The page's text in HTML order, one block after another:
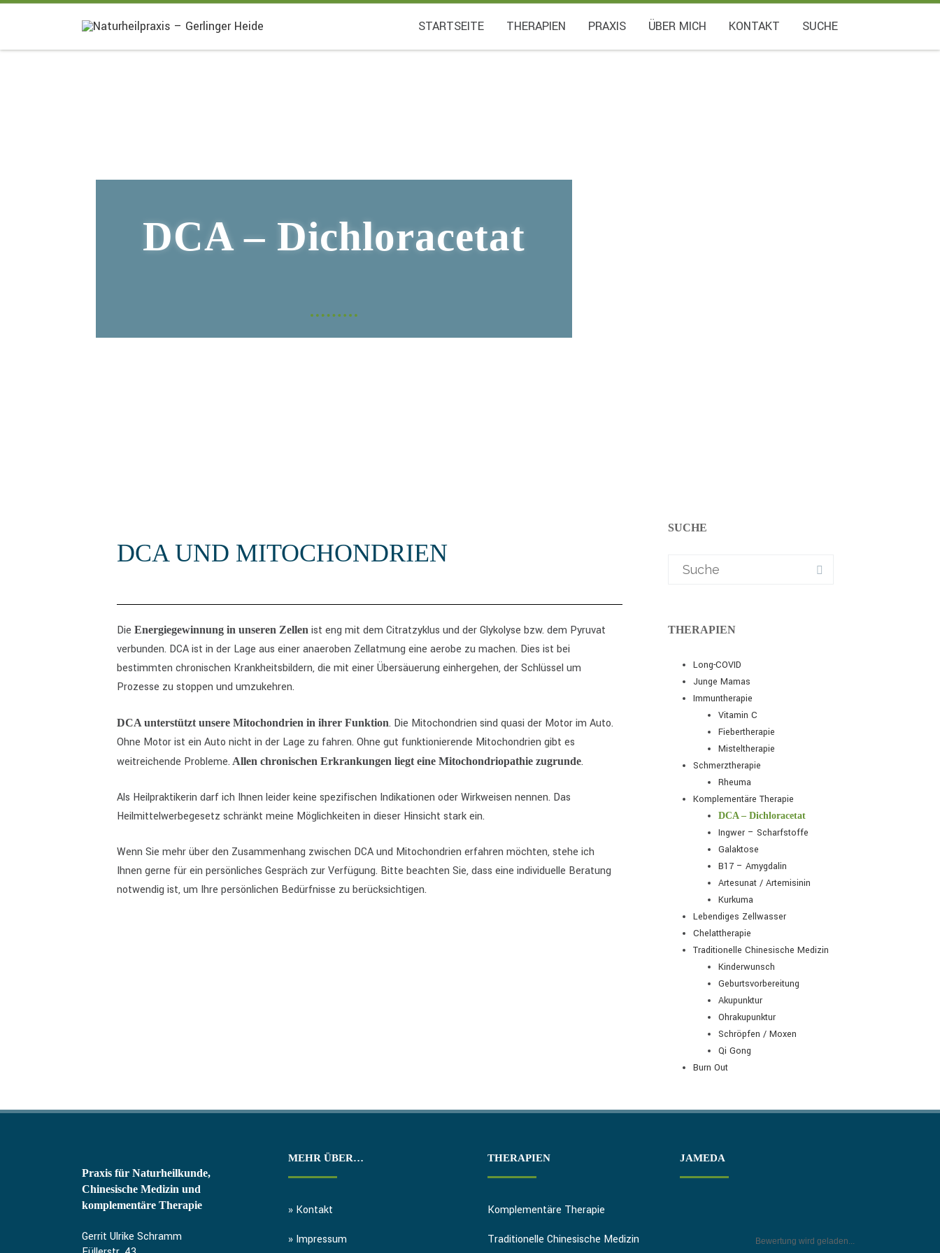
STARTSEITE THERAPIEN PRAXIS ÜBER MICH KONTAKT SUCHE
DCA – Dichloracetat
DCA UND MITOCHONDRIEN
Die Energiegewinnung in unseren Zellen ist eng mit dem Citratzyklus und der Glykolyse bzw. dem Pyruvat
verbunden. DCA ist in der Lage aus einer anaeroben Zellatmung eine aerobe zu machen. Dies ist bei
bestimmten chronischen Krankheitsbildern, die mit einer Übersäuerung einhergehen, der Schlüssel um
Prozesse zu stoppen und umzukehren.
DCA unterstützt unsere Mitochondrien in ihrer Funktion. Die Mitochondrien sind quasi der Motor im Auto.
Ohne Motor ist ein Auto nicht in der Lage zu fahren. Ohne gut funktionierende Mitochondrien gibt es
weitreichende Probleme. Allen chronischen Erkrankungen liegt eine Mitochondriopathie zugrunde.
Als Heilpraktikerin darf ich Ihnen leider keine spezifischen Indikationen oder Wirkweisen nennen. Das
Heilmittelwerbegesetz schränkt meine Möglichkeiten in dieser Hinsicht stark ein.
Wenn Sie mehr über den Zusammenhang zwischen DCA und Mitochondrien erfahren möchten, stehe ich
Ihnen gerne für ein persönliches Gespräch zur Verfügung. Bitte beachten Sie, dass eine individuelle Beratung
notwendig ist, um Ihre persönlichen Bedürfnisse zu berücksichtigen.
SUCHE
THERAPIEN
Long-COVID
Junge Mamas
Immuntherapie
Vitamin C
Fiebertherapie
Misteltherapie
Schmerztherapie
Rheuma
Komplementäre Therapie
DCA – Dichloracetat
Ingwer – Scharfstoffe
Galaktose
B17 – Amygdalin
Artesunat / Artemisinin
Kurkuma
Lebendiges Zellwasser
Chelattherapie
Traditionelle Chinesische Medizin
Kinderwunsch
Geburtsvorbereitung
Akupunktur
Ohrakupunktur
Schröpfen / Moxen
Qi Gong
Burn Out
Praxis für Naturheilkunde,
Chinesische Medizin und
komplementäre Therapie
Gerrit Ulrike Schramm
MEHR ÜBER…
» Kontakt
» Impressum
THERAPIEN
Komplementäre Therapie
Traditionelle Chinesische Medizin
JAMEDA
Bewertung wird geladen...